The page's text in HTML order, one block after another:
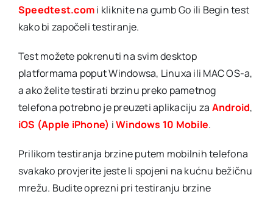
Speedtest.comi kliknite na gumb Go ili Begin test
kako bi započeli testiranje.
Test možete pokrenuti na svim desktop
platformama poput Windowsa, Linuxa ili MAC OS-a,
a ako želite testirati brzinu preko pametnog
telefona potrebno je preuzeti aplikaciju za Android,
iOS (Apple iPhone) iWindows 10 Mobile.
Prilikom testiranja brzine putem mobilnih telefona
svakako provjerite jeste li spojeni na kućnu bežičnu
mrežu. Budite oprezni pri testiranju brzine